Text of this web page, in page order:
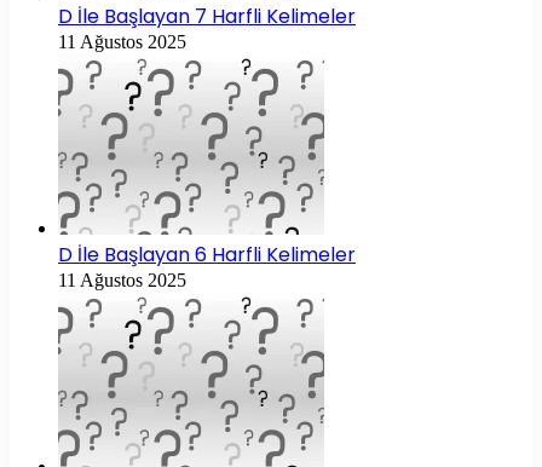
D İle Başlayan 7 Harfli Kelimeler
11 Ağustos 2025
D İle Başlayan 6 Harfli Kelimeler
11 Ağustos 2025